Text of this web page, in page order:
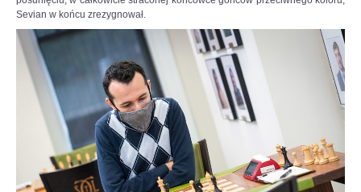
Sevian w końcu zrezygnował.